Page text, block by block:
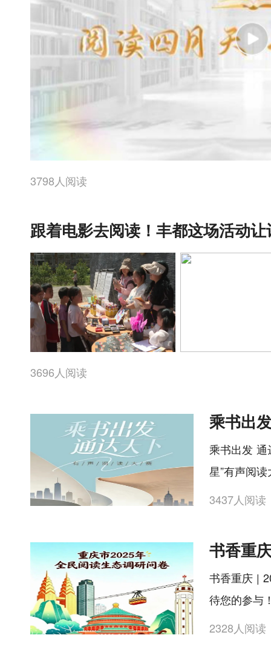
3798人阅读
跟着电影去阅读！丰都这场活动让
3696人阅读
乘书出发 通
星”有声阅
3437人阅读
书香重庆 |
待您的参与
2328人阅读